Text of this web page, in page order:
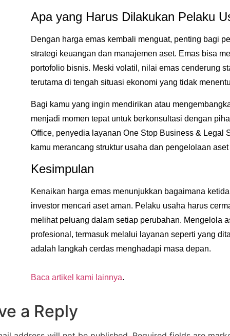
Apa yang Harus Dilakukan Pelaku
Dengan harga emas kembali menguat, penting bagi
strategi keuangan dan manajemen aset. Emas bisa
portofolio bisnis. Meski volatil, nilai emas cenderung
terutama di tengah situasi ekonomi yang tidak
Bagi kamu yang ingin mendirikan atau
menjadi momen tepat untuk berkonsultasi dengan
Office, penyedia layanan One Stop Business & Legal
kamu merancang struktur usaha dan pengelolaan
Kesimpulan
Kenaikan harga emas menunjukkan bagaimana
investor mencari aset aman. Pelaku usaha harus
melihat peluang dalam setiap perubahan. Mengelola
profesional, termasuk melalui layanan seperti yang
adalah langkah cerdas menghadapi masa depan.
Baca artikel kami lainnya.
a Reply